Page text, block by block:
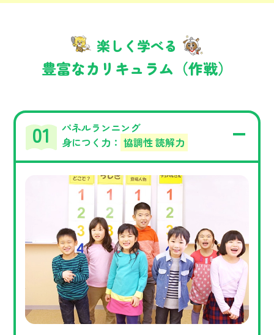
楽しく学べる
豊富なカリキュラム（作戦）
パネルランニング
身につく力： 協調性 読解力